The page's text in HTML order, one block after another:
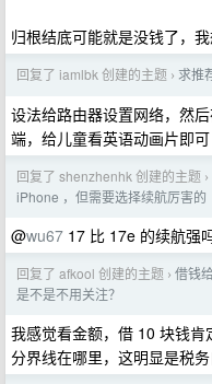
归根结底可能就是没钱了，
回复了 iamlbk 创建的主题 › 求推
设法给路由器设置网络，然
端，给儿童看英语动画片即可
回复了 shenzhenhk 创建的主题 ›
iPhone ，但需要选择续航厉害的
@wu67 17 比 17e 的续航强
回复了 afkool 创建的主题 › 借钱
是不是不用关注？
我感觉看金额，借 10 块钱
分界线在哪里，这明显是税